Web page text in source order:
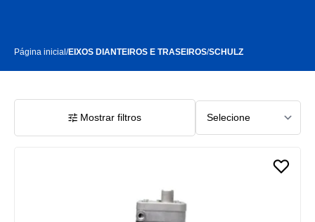
Página inicial/EIXOS DIANTEIROS E TRASEIROS/SCHULZ
Mostrar filtros